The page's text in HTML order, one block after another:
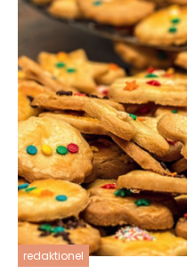
redaktionel